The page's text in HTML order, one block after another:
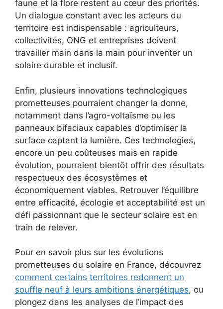
faune et la flore restent au cœur des priorités.
Un dialogue constant avec les acteurs du
territoire est indispensable : agriculteurs,
collectivités, ONG et entreprises doivent
travailler main dans la main pour inventer un
solaire durable et inclusif.
Enfin, plusieurs innovations technologiques
prometteuses pourraient changer la donne,
notamment dans l’agro-voltaïsme ou les
panneaux bifaciaux capables d’optimiser la
surface captant la lumière. Ces technologies,
encore un peu coûteuses mais en rapide
évolution, pourraient bientôt offrir des résultats
respectueux des écosystèmes et
économiquement viables. Retrouver l’équilibre
entre efficacité, écologie et acceptabilité est un
défi passionnant que le secteur solaire est en
train de relever.
Pour en savoir plus sur les évolutions
prometteuses du solaire en France, découvrez
comment certains territoires redonnent un
souffle neuf à leurs ambitions énergétiques, ou
plongez dans les analyses de l’impact des